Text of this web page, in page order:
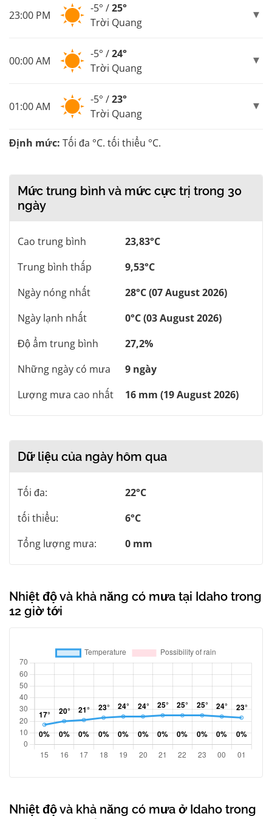
23:00 PM
-5° /25°
Trời Quang
00:00 AM
-5° /24°
Trời Quang
01:00 AM
-5° /23°
Trời Quang
Định mức: Tối đa °C. tối thiểu °C.
Mức trung bình và mức cực trị trong 30
ngày
Cao trung bình
23,83°C
Trung bình thấp
9,53°C
Ngày nóng nhất
28°C (07 August 2026)
Ngày lạnh nhất
0°C (03 August 2026)
Độ ẩm trung bình
27,2%
Những ngày có mưa
9 ngày
Lượng mưa cao nhất
16 mm (19 August 2026)
Dữ liệu của ngày hôm qua
Tối đa:
22°C
tối thiểu:
6°C
Tổng lượng mưa:
0 mm
Nhiệt độ và khả năng có mưa tại Idaho trong
12 giờ tới
Nhiệt độ và khả năng có mưa ở Idaho trong